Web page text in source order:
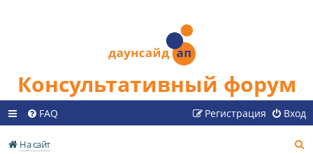
Консультативный форум
FAQ Вход
Регистрация
На сайт